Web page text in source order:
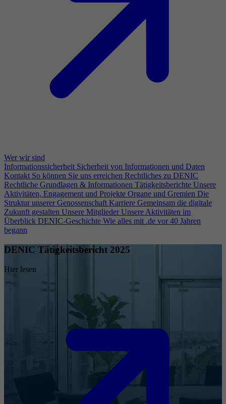
Wer wir sind
Informationssicherheit Sicherheit von Informationen und Daten
Kontakt So können Sie uns erreichen Rechtliches zu DENIC
Rechtliche Grundlagen & Informationen Tätigkeitsberichte Unsere
Aktivitäten, Engagement und Projekte Organe und Gremien Die
Struktur unserer Genossenschaft Karriere Gemeinsam die digitale
Zukunft gestalten Unsere Mitglieder Unsere Aktivitäten im
Überblick DENIC-Geschichte Wie alles mit .de vor 40 Jahren
begann
DENIC Tätigkeitsbericht 2025
Hier lesen